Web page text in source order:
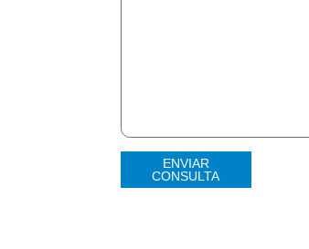
ENVIAR
CONSULTA